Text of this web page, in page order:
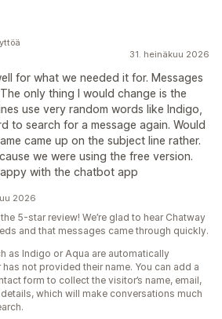
31. heinäkuu 2026
for what we needed it for. Messages
only thing I would change is the
use very random words like Indigo,
to search for a message again. Would
came up on the subject line rather.
we were using the free version.
with the chatbot app
2026
5-star review! We’re glad to hear Chatway
and that messages came through quickly.
as Indigo or Aqua are automatically
not provided their name. You can add a
form to collect the visitor’s name, email,
which will make conversations much